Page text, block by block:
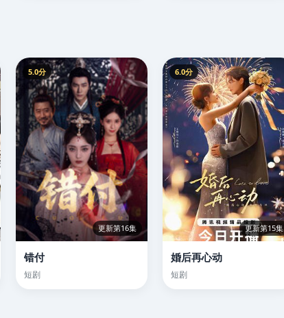
5.0分
更新第16集
错付
短剧
6.0分
更新第15集
婚后再心动
短剧